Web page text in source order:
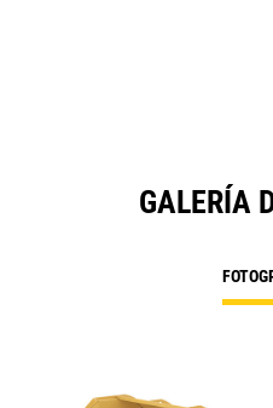
GALERÍA